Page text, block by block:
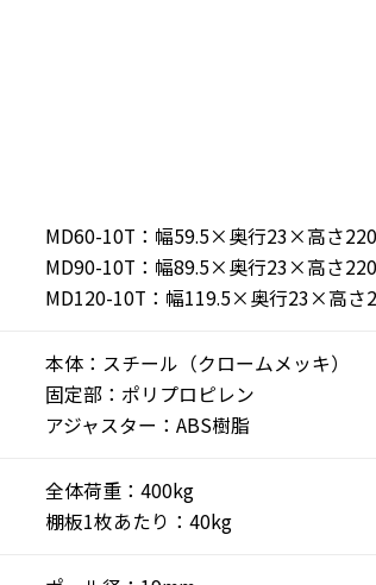
MD60-10T：幅59.5×奥行23×高さ
MD90-10T：幅89.5×奥行23×高さ
MD120-10T：幅119.5×奥行23×高さ
本体：スチール（クロームメッキ）
固定部：ポリプロピレン
アジャスター：ABS樹脂
全体荷重：400kg
棚板1枚あたり：40kg